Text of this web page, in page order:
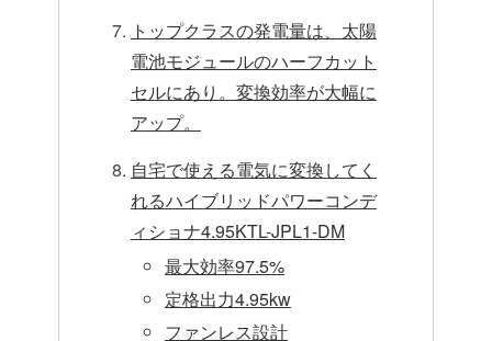
トップクラスの発電量は、太陽
電池モジュールのハーフカット
セルにあり。変換効率が大幅に
アップ。
自宅で使える電気に変換してく
れるハイブリッドパワーコンデ
ィショナ4.95KTL-JPL1-DM
最大効率97.5%
定格出力4.95kw
ファンレス設計